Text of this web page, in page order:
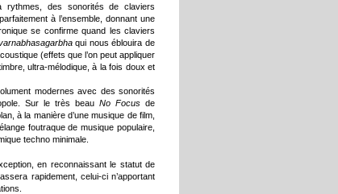
rythmes, des sonorités de claviers
à l’ensemble, donnant une
se confirme quand les claviers
qui nous éblouira de
(effets que l’on peut appliquer
ultra-mélodique, à la fois doux et
modernes avec des sonorités
Sur le très beau No Focus de
à la manière d’une musique de film,
foutraque de musique populaire,
techno minimale.
en reconnaissant le statut de
rapidement, celui-ci n’apportant